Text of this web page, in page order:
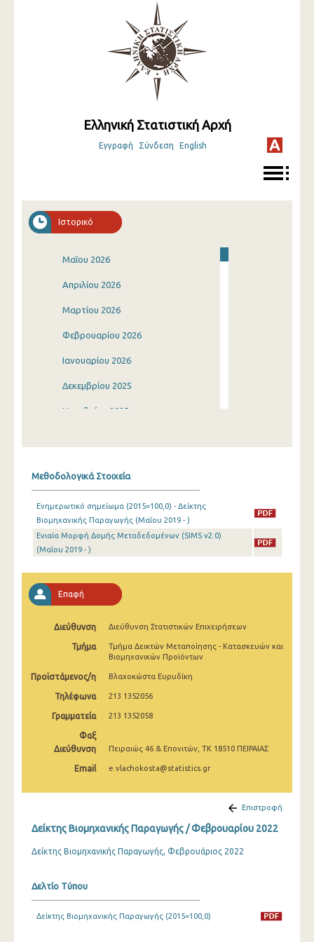
Ελληνική Στατιστική Αρχή
Εγγραφή Σύνδεση English
Ιστορικό
Μαΐου 2026
Απριλίου 2026
Μαρτίου 2026
Φεβρουαρίου 2026
Ιανουαρίου 2026
Δεκεμβρίου 2025
Νοεμβρίου 2025
Ιουλίου 2025
Ιουνίου 2025
Απριλίου 2025
Ιανουαρίου 2025
Νοεμβρίου 2024
Οκτωβρίου 2024
Σεπτεμβρίου 2024
Απριλίου 2024
Μαρτίου 2024
Μεθοδολογικά Στοιχεία
Ενημερωτικό σημείωμα (2015=100,0) - Δείκτης
Βιομηχανικής Παραγωγής (Μαΐου 2019 - )
Ενιαία Μορφή Δομής Μεταδεδομένων (SIMS v2.0)
(Μαΐου 2019 - )
Επαφή
Διεύθυνση Διεύθυνση Στατιστικών Επιχειρήσεων
Τμήμα
Τμήμα Δεικτών Μεταποίησης - Κατασκευών και
Βιομηχανικών Προϊόντων
Προϊστάμενος/η Βλαχοκώστα Ευρυδίκη
Τηλέφωνα 213 1352056
Γραμματεία 213 1352058
Φαξ
Διεύθυνση
Πειραιώς 46 & Επονιτών, ΤΚ 18510 ΠΕΙΡΑΙΑΣ
Email e.vlachokosta@statistics.gr
Επιστροφή
Δείκτης Βιομηχανικής Παραγωγής / Φεβρουαρίου 2022
Δείκτης Βιομηχανικής Παραγωγής, Φεβρουάριος 2022
Δελτίο Τύπου
Δείκτης Βιομηχανικής Παραγωγής (2015=100,0)